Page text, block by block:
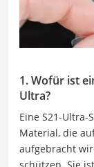
1. Wofür ist
Ultra?
Eine S21-
Material, die
aufgebracht
schützen. Sie